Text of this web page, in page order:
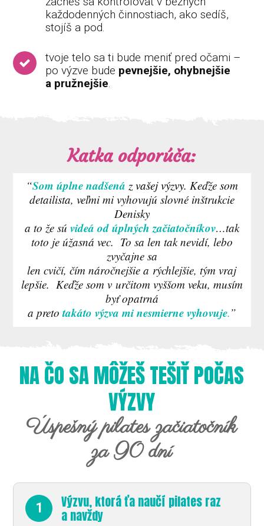
každodenných činnostiach, ako sedíš,
stojíš a pod.
tvoje telo sa ti bude meniť pred očami –
po výzve bude pevnejšie, ohybnejšie
a pružnejšie.
Katka odporúča:
“Som úplne nadšená z vašej výzvy. Keďže som
detailista, veľmi mi vyhovujú slovné inštrukcie
Denisky
a to že sú videá od úplných začiatočníkov…tak
toto je úžasná vec. To sa len tak nevidí, lebo
zvyčajne sa
len cvičí, čím náročnejšie a rýchlejšie, tým vraj
lepšie. Keďže som v určitom vyššom veku, musím
byť opatrná
a pretotakáto výzva mi nesmierne vyhovuje.”
NA ČO SA MÔŽEŠ TEŠIŤ POČAS
VÝZVY
Úspešný pilates začiatočník
za 90 dní
1 Výzvu, ktorá ťa naučí pilates raz
a navždy